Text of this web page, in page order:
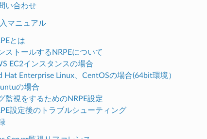
い合わせ
マニュアル
とは
ストールするNRPEについて
EC2インスタンスの場合
Hat Enterprise Linux、CentOSの場合(64bit環境）
の場合
監視をするためのNRPE設定
設定後のトラブルシューティング